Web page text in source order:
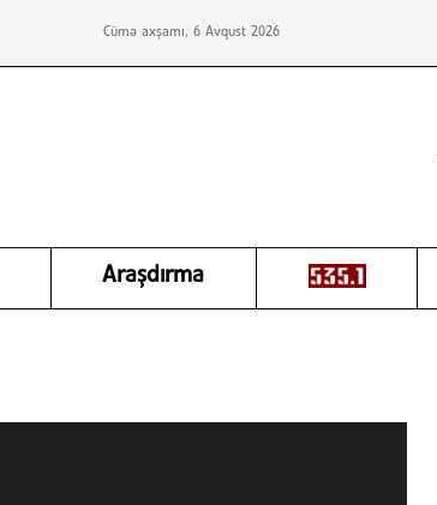
Cümə axşamı, 6 Avqust 2026
Araşdırma